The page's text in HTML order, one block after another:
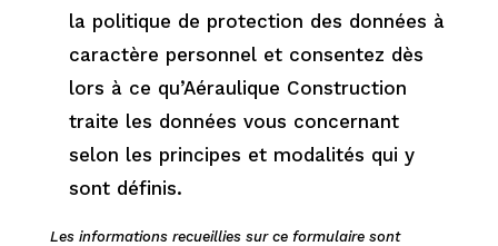
la politique de protection des données à
caractère personnel et consentez dès
lors à ce qu’Aéraulique Construction
traite les données vous concernant
selon les principes et modalités qui y
sont définis.
Les informations recueillies sur ce formulaire sont